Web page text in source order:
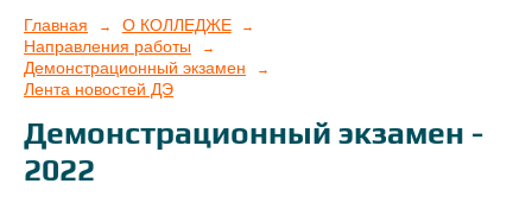
Главная → О КОЛЛЕДЖЕ →
Направления работы →
Демонстрационный экзамен →
Лента новостей ДЭ
Демонстрационный экзамен -
2022